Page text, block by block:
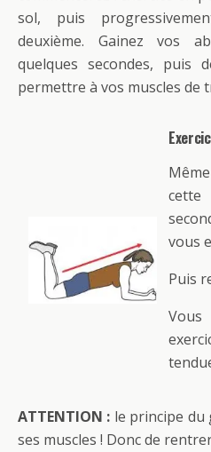
sol, puis
deuxième. Gainez vos
quelques secondes,
permettre à vos muscles de
vous
Puis
ATTENTION : le principe du
ses muscles ! Donc de